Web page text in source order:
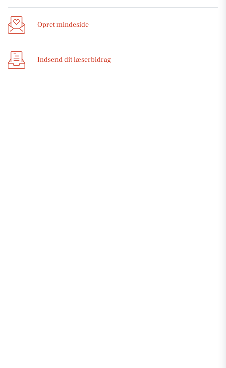
Opret mindeside
Indsend dit læserbidrag